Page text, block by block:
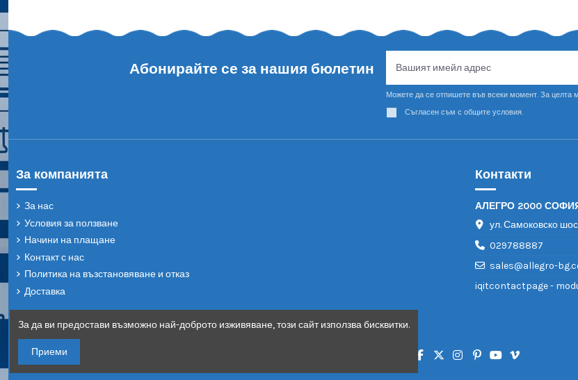
Абонирайте се за нашия бюлетин
Можете да се отпишете във всеки момент. За целта
Съгласен съм с общите условия.
За компанията
За нас
Условия за ползване
Начини на плащане
Контакт с нас
Политика на възстановяване и отказ
Доставка
Контакти
АЛЕГРО 2000
ул. Самоковско
029788887
sales@allegro-
iqitcontactpage -
За да ви предостави възможно най-доброто изживяване, този сайт използва бисквитки.
Приеми